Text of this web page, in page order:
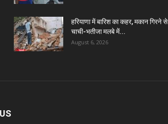
हरियाणा में बारिश का कहर, मकान गिरने से
चाची-भतीजा मलबे में...
August 6, 2026